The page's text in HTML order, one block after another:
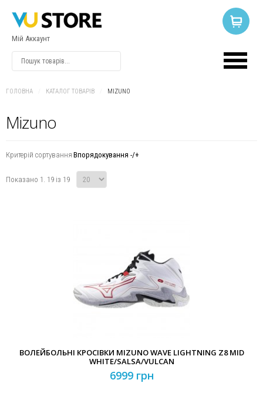
Мій Аккаунт
ГОЛОВНА КАТАЛОГ ТОВАРІВ MIZUNO
Mizuno
Критерій сортування Впорядокування -/+
Показано 1. 19 із 19
ВОЛЕЙБОЛЬНІ КРОСІВКИ MIZUNO WAVE LIGHTNING Z8 MID
WHITE/SALSA/VULCAN
6999 грн
ВХІД
Логін
Пароль
Забули свій пароль? Забули свій логін?